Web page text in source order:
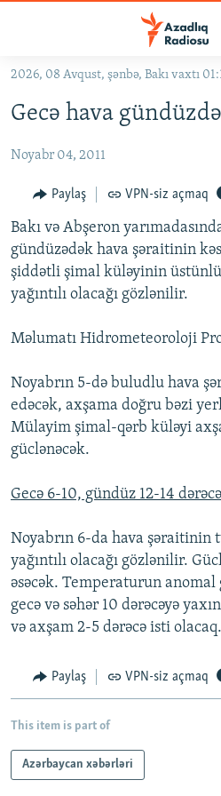
Əsas
qayıt
naviqasiyaya
Axtarışa
keç
KORRUPSIOMETR
#ƏSLINDƏ
FƏRQƏ BAX
QANUNI DOĞRU
ARAŞDIRMA
FOTOQALEREYA
İNFOQRAFIKA
KARIKATURA
OXU ZALI
AZƏRBAYCAN ƏDƏBIYYATI KITABXANASI
İSLAM VƏ DEMOKRATIYA
HAQQIMIZDA
MISSIYAMIZ
PEŞƏ ETIKASI VƏ JURNALISTIKA
BIZIMLƏ ƏLAQƏ
XƏBƏR BÜLLETENLƏRIMIZ
BIZI IZLƏ
2026, 08 Avqust, şənbə, Bakı vaxtı
Gecə hava
Noyabr 04, 2011
Paylaş VPN-siz açmaq
Bakı və Abşeron
gündüzədək hava şəraitinin
şiddətli şimal küləyinin
yağıntılı olacağı gözlənilir.
Məlumatı Hidrometeoroloji
Noyabrın 5-də buludlu hava
edəcək, axşama doğru bəzi
Mülayim şimal-qərb küləyi
güclənəcək.
Gecə 6-10, gündüz 12-14
Noyabrın 6-da hava şəraitinin
yağıntılı olacağı gözlənilir.
əsəcək. Temperaturun
gecə və səhər 10 dərəcəyə
və axşam 2-5 dərəcə isti olacaq.
Paylaş VPN-siz açmaq
This item is part of
Azərbaycan xəbərləri